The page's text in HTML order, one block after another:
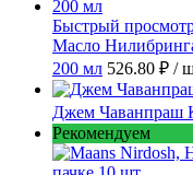
Быстрый
Масло
200 мл 526.80 ₽ /
Джем Чаванпраш
Рекомендуем